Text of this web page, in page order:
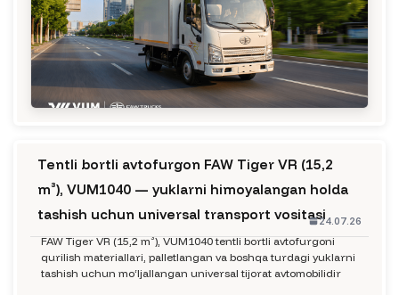
Tentli bortli avtofurgon FAW Tiger VR (15,2
m³), VUM1040 — yuklarni himoyalangan holda
tashish uchun universal transport vositasi24.07.26
FAW Tiger VR (15,2 m³), VUM1040 tentli bortli avtofurgoni
qurilish materiallari, palletlangan va boshqa turdagi yuklarni
tashish uchun mo‘ljallangan universal tijorat avtomobilidir